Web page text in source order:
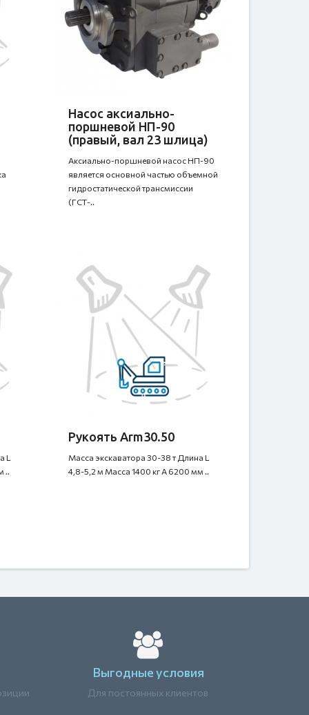
Насос аксиально-
поршневой НП-90
(правый, вал 23 шлица)
Аксиально-поршневой насос НП-90
является основной частью объемной
гидростатической трансмиссии
(ГСТ-..
L
Рукоять Arm30.50
Масса экскаватора 30-38 т Длина L
4,8-5,2 м Масса 1400 кг A 6200 мм ..
Выгодные условия
Для постоянных клиентов